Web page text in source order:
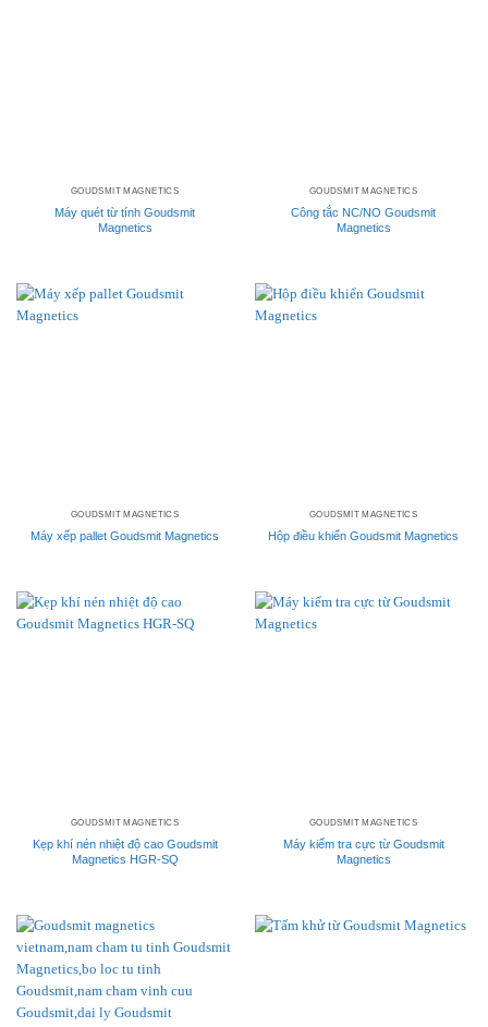
GOUDSMIT MAGNETICS
Máy quét từ tính Goudsmit
Magnetics
GOUDSMIT MAGNETICS
Công tắc NC/NO Goudsmit
Magnetics
GOUDSMIT MAGNETICS
Máy xếp pallet Goudsmit Magnetics
GOUDSMIT MAGNETICS
Hộp điều khiển Goudsmit Magnetics
GOUDSMIT MAGNETICS
Kẹp khí nén nhiệt độ cao Goudsmit
Magnetics HGR-SQ
GOUDSMIT MAGNETICS
Máy kiểm tra cực từ Goudsmit
Magnetics